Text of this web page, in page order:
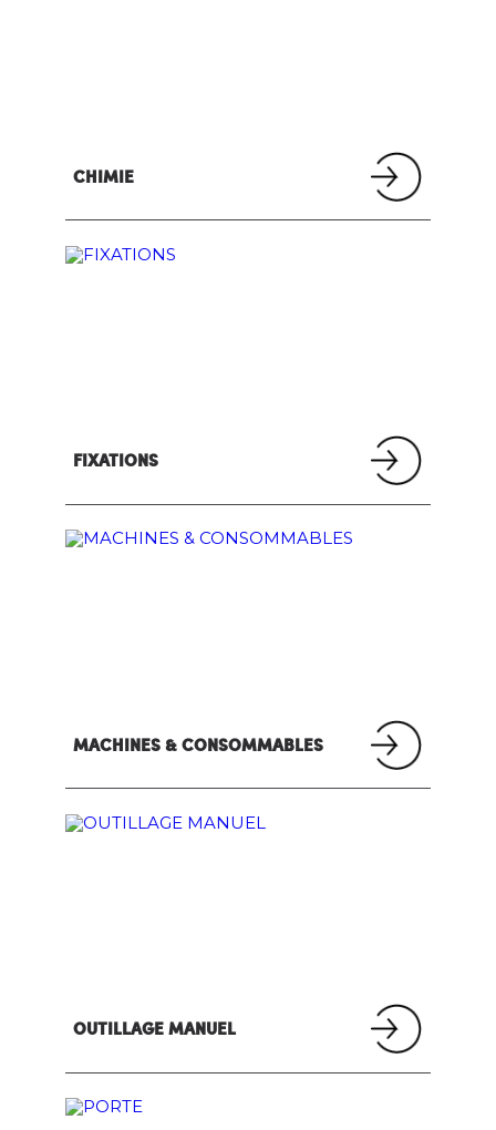
CHIMIE
FIXATIONS
MACHINES & CONSOMMABLES
OUTILLAGE MANUEL